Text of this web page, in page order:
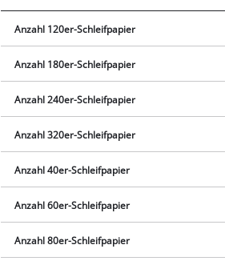
Anzahl 120er-Schleifpapier
Anzahl 180er-Schleifpapier
Anzahl 240er-Schleifpapier
Anzahl 320er-Schleifpapier
Anzahl 40er-Schleifpapier
Anzahl 60er-Schleifpapier
Anzahl 80er-Schleifpapier